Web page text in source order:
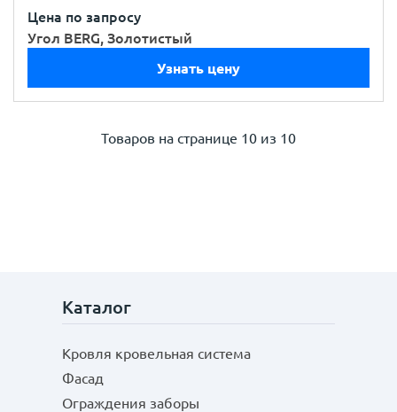
Цена по запросу
Угол BERG, Золотистый
Узнать цену
Товаров на странице 10 из 10
Каталог
Кровля кровельная система
Фасад
Ограждения заборы